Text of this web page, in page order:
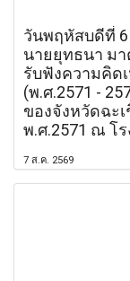
วันพฤหัสบดีที่ 6
นายยุทธนา มา
รับฟังความคิด
(พ.ศ.2571 -
ของจังหวัดฉะ
พ.ศ.2571 ณ โ
7 ส.ค. 2569